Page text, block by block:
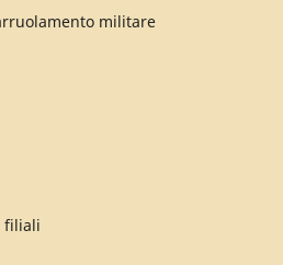
militare
filiali